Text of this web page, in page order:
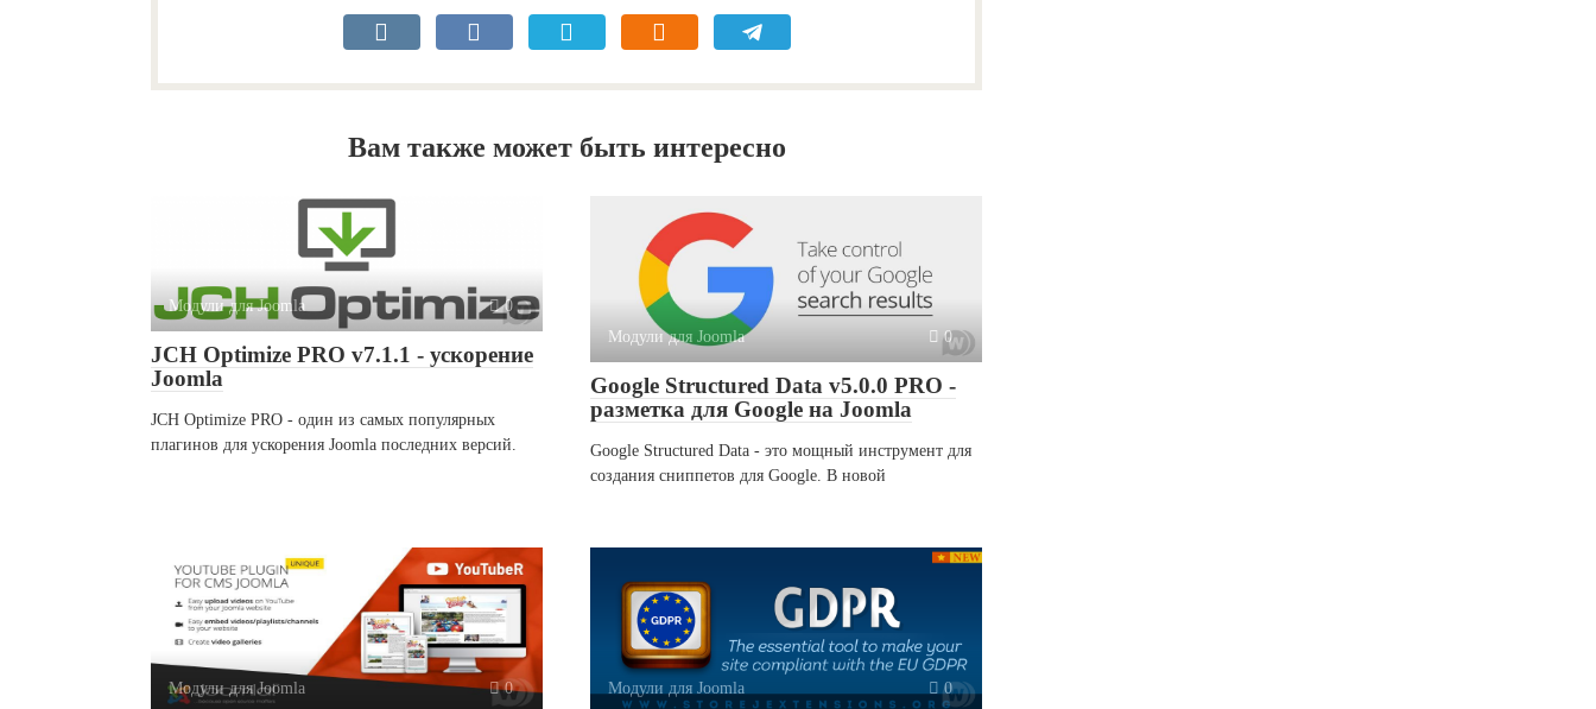
Вам также может быть интересно
Модули для Joomla 0
JCH Optimize PRO v7.1.1 - ускорение
Joomla
JCH Optimize PRO - один из самых популярных
плагинов для ускорения Joomla последних версий.
Модули для Joomla 0
Google Structured Data v5.0.0 PRO -
разметка для Google на Joomla
Google Structured Data - это мощный инструмент для
создания сниппетов для Google. В новой
Модули для Joomla 0 Модули для Joomla 0